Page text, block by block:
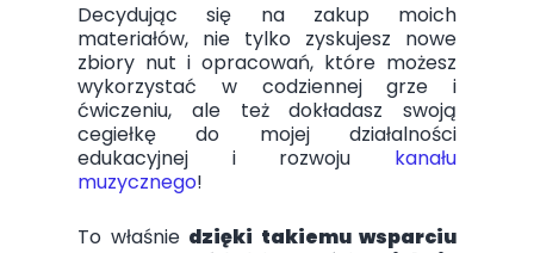
Decydując się na zakup moich
materiałów, nie tylko zyskujesz nowe
zbiory nut i opracowań, które możesz
wykorzystać w codziennej grze i
ćwiczeniu, ale też dokładasz swoją
cegiełkę do mojej działalności
edukacyjnej i rozwoju kanału
muzycznego!
To właśnie dzięki takiemu wsparciu